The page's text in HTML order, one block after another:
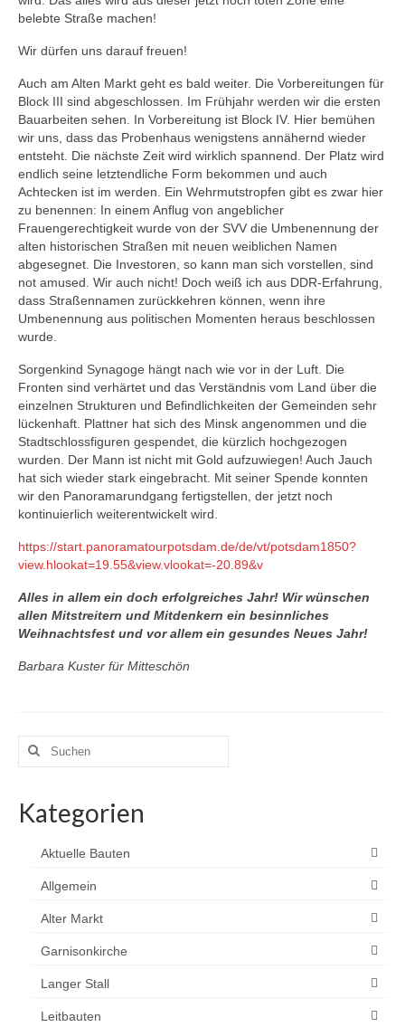
belebte Straße machen!
Wir dürfen uns darauf freuen!
Auch am Alten Markt geht es bald weiter. Die Vorbereitungen für
Block III sind abgeschlossen. Im Frühjahr werden wir die ersten
Bauarbeiten sehen. In Vorbereitung ist Block IV. Hier bemühen
wir uns, dass das Probenhaus wenigstens annähernd wieder
entsteht. Die nächste Zeit wird wirklich spannend. Der Platz wird
endlich seine letztendliche Form bekommen und auch
Achtecken ist im werden. Ein Wehrmutstropfen gibt es zwar hier
zu benennen: In einem Anflug von angeblicher
Frauengerechtigkeit wurde von der SVV die Umbenennung der
alten historischen Straßen mit neuen weiblichen Namen
abgesegnet. Die Investoren, so kann man sich vorstellen, sind
not amused. Wir auch nicht! Doch weiß ich aus DDR-Erfahrung,
dass Straßennamen zurückkehren können, wenn ihre
Umbenennung aus politischen Momenten heraus beschlossen
wurde.
Sorgenkind Synagoge hängt nach wie vor in der Luft. Die
Fronten sind verhärtet und das Verständnis vom Land über die
einzelnen Strukturen und Befindlichkeiten der Gemeinden sehr
lückenhaft. Plattner hat sich des Minsk angenommen und die
Stadtschlossfiguren gespendet, die kürzlich hochgezogen
wurden. Der Mann ist nicht mit Gold aufzuwiegen! Auch Jauch
hat sich wieder stark eingebracht. Mit seiner Spende konnten
wir den Panoramarundgang fertigstellen, der jetzt noch
kontinuierlich weiterentwickelt wird.
https://start.panoramatourpotsdam.de/de/vt/potsdam1850?
view.hlookat=19.55&view.vlookat=-20.89&v
Alles in allem ein doch erfolgreiches Jahr! Wir wünschen
allen Mitstreitern und Mitdenkern ein besinnliches
Weihnachtsfest und vor allem ein gesundes Neues Jahr!
Barbara Kuster für Mitteschön
Suchen
Kategorien
Aktuelle Bauten
Allgemein
Alter Markt
Garnisonkirche
Langer Stall
Leitbauten